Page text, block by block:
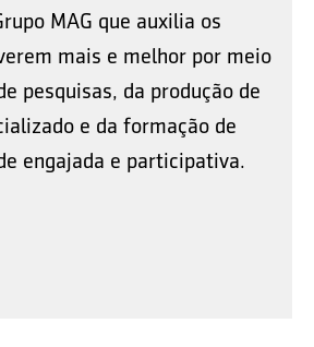
MAG que auxilia os
mais e melhor por meio
pesquisas, da produção de
e da formação de
engajada e participativa.